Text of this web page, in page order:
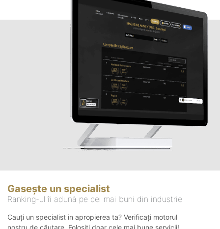
Gasește un specialist
Ranking-ul îi adună pe cei mai buni din industrie
Cauți un specialist in apropierea ta? Verificați motorul
nostru de căutare. Folosiți doar cele mai bune servicii!